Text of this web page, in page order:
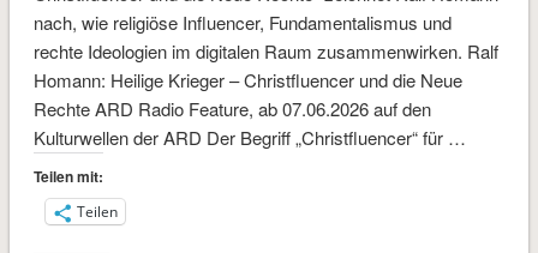
nach, wie religiöse Influencer, Fundamentalismus und
rechte Ideologien im digitalen Raum zusammenwirken. Ralf
Homann: Heilige Krieger – Christfluencer und die Neue
Rechte ARD Radio Feature, ab 07.06.2026 auf den
Kulturwellen der ARD Der Begriff „Christfluencer“ für …
Teilen mit:
Teilen